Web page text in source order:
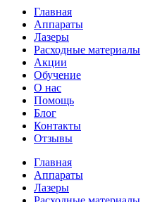
Главная
Аппараты
Лазеры
Расходные материалы
Акции
Обучение
О нас
Помощь
Блог
Контакты
Отзывы
Главная
Аппараты
Лазеры